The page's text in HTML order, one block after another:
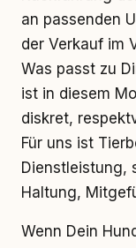
an passenden
der Verkauf im
Was passt zu
ist in diesem
diskret,
Für uns ist
Dienstleistung,
Haltung,
Wenn Dein